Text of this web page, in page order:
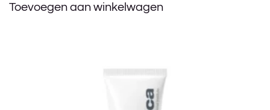
Toevoegen aan winkelwagen